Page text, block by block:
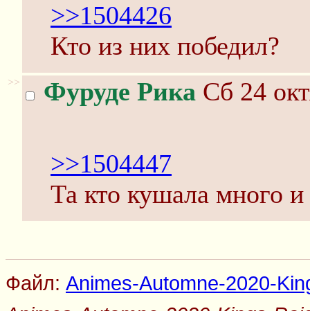
>>1504426
Кто из них победил?
>> Фуруде Рика Сб 24
>>1504447
Та кто кушала много и
Файл: Animes-Automne-2020-